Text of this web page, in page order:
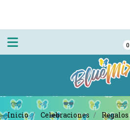
0
Inicio Celebraciones Regalos